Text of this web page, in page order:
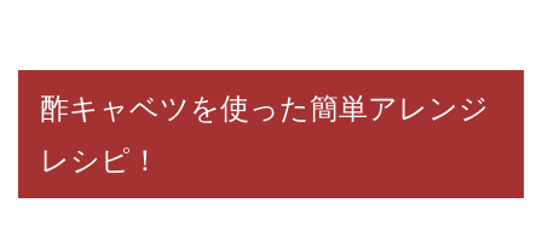
酢キャベツを使った簡単アレンジ
レシピ！